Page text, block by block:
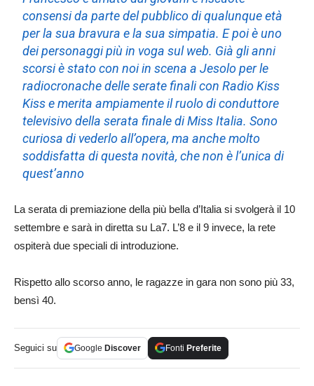
consensi da parte del pubblico di qualunque età
per la sua bravura e la sua simpatia. E poi è uno
dei personaggi più in voga sul web. Già gli anni
scorsi è stato con noi in scena a Jesolo per le
radiocronache delle serate finali con Radio Kiss
Kiss e merita ampiamente il ruolo di conduttore
televisivo della serata finale di Miss Italia. Sono
curiosa di vederlo all’opera, ma anche molto
soddisfatta di questa novità, che non è l’unica di
quest’anno
La serata di premiazione della più bella d’Italia si svolgerà il 10
settembre e sarà in diretta su La7. L’8 e il 9 invece, la rete
ospiterà due speciali di introduzione.
Rispetto allo scorso anno, le ragazze in gara non sono più 33,
bensì 40.
Seguici su Google Discover Fonti Preferite